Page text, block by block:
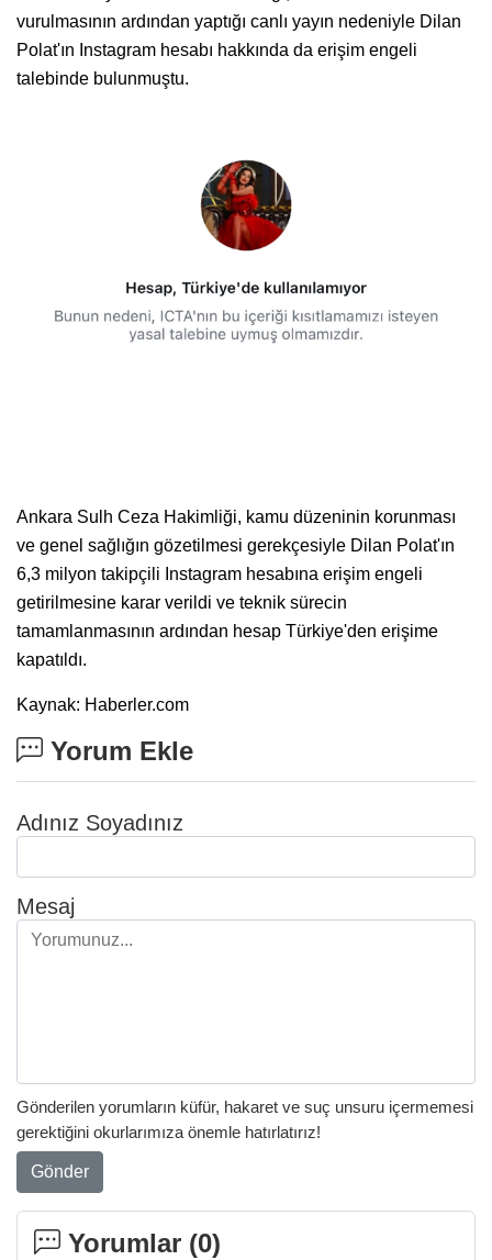
vurulmasının ardından yaptığı canlı yayın nedeniyle Dilan
Polat'ın Instagram hesabı hakkında da erişim engeli
talebinde bulunmuştu.
Ankara Sulh Ceza Hakimliği, kamu düzeninin korunması
ve genel sağlığın gözetilmesi gerekçesiyle Dilan Polat'ın
6,3 milyon takipçili Instagram hesabına erişim engeli
getirilmesine karar verildi ve teknik sürecin
tamamlanmasının ardından hesap Türkiye'den erişime
kapatıldı.
Kaynak: Haberler.com
Yorum Ekle
Adınız Soyadınız
Mesaj
Gönderilen yorumların küfür, hakaret ve suç unsuru içermemesi
gerektiğini okurlarımıza önemle hatırlatırız!
Gönder
Yorumlar (0)